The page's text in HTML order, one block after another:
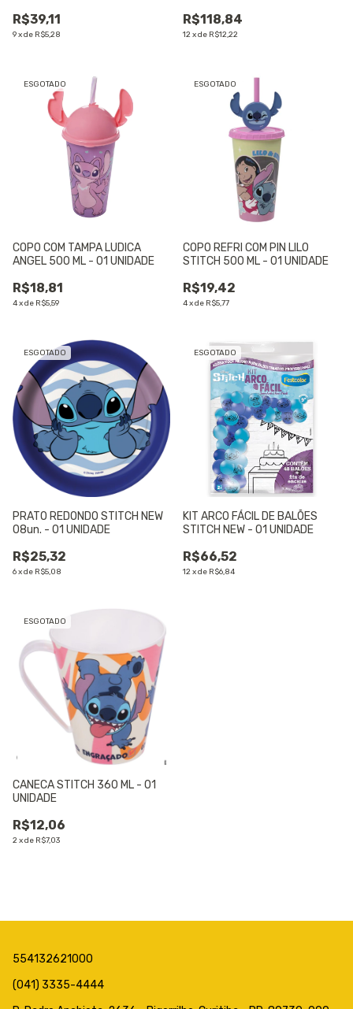
R$39,11
9xde R$5,28
R$118,84
12xde R$12,22
ESGOTADO
COPO COM TAMPA LUDICA
ANGEL 500 ML - 01 UNIDADE
R$18,81
4xde R$5,59
ESGOTADO
COPO REFRI COM PIN LILO
STITCH 500 ML - 01 UNIDADE
R$19,42
4xde R$5,77
ESGOTADO
PRATO REDONDO STITCH NEW
08un. - 01 UNIDADE
R$25,32
6xde R$5,08
ESGOTADO
KIT ARCO FÁCIL DE BALÕES
STITCH NEW - 01 UNIDADE
R$66,52
12xde R$6,84
ESGOTADO
CANECA STITCH 360 ML - 01
UNIDADE
R$12,06
2xde R$7,03
554132621000
(041) 3335-4444